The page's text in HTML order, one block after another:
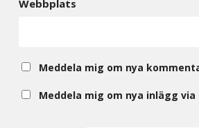
Webbplats
Meddela mig om nya
Meddela mig om nya inlägg via